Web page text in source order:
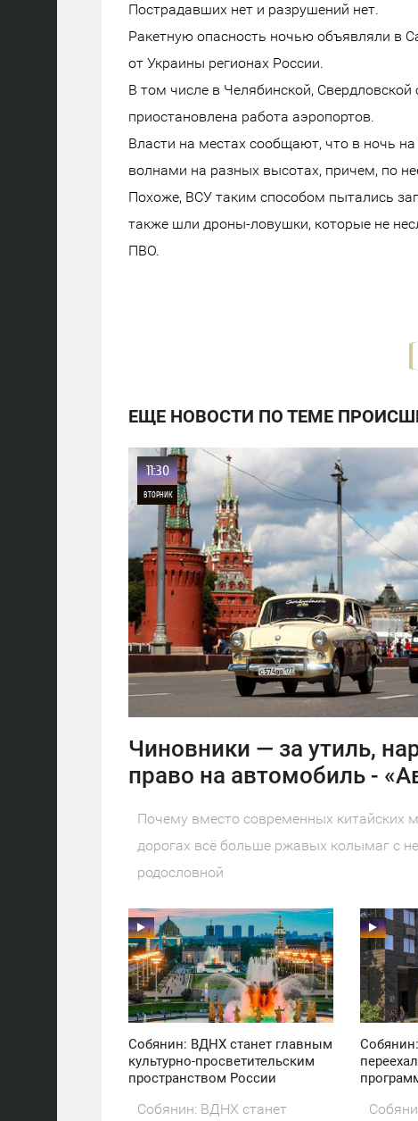
Пострадавших нет и разрушений нет.
Ракетную опасность ночью объявляли в
от Украины регионах России.
В том числе в Челябинской,
приостановлена работа аэропортов.
Власти на местах сообщают, что в ночь
волнами на разных высотах, причем, по
Похоже, ВСУ таким способом пытались
также шли дроны-ловушки, которые не
ПВО.
ЕЩЕ НОВОСТИ ПО ТЕМЕ
11:30
ВТОРНИК
0
27
Чиновники — за утиль,
право на автомобиль -
Почему вместо современных китайских
дорогах всё больше ржавых колымаг с
родословной
Собянин: ВДНХ станет главным
культурно-просветительским
пространством России
Собянин: ВДНХ станет
11:30